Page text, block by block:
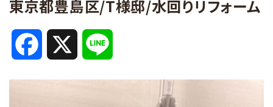
東京都豊島区/T様邸/水回りリフォーム